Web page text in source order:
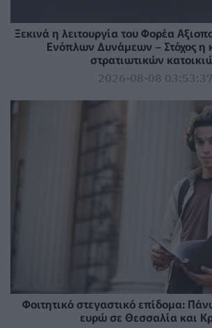
Ξεκινά η λειτουργία του Φορέα
Ενόπλων Δυνάμεων – Στόχος η
στρατιωτικών
2026-08-08 03:53:37
Φοιτητικό στεγαστικό επίδομα:
ευρώ σε Θεσσαλία και